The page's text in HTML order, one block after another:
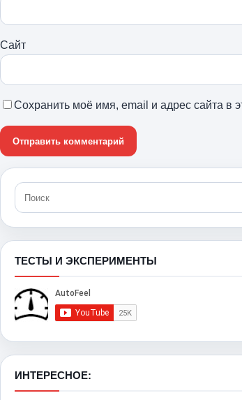
Сайт
Сохранить моё имя, email и адрес сайта в
ТЕСТЫ И ЭКСПЕРИМЕНТЫ
ИНТЕРЕСНОЕ: